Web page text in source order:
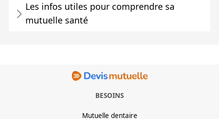
Les infos utiles pour comprendre sa
mutuelle santé
BESOINS
Mutuelle dentaire